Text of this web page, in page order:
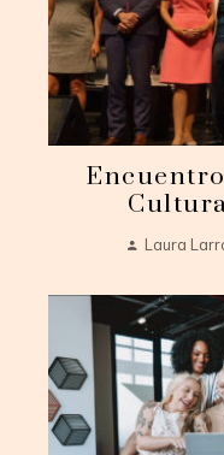
Laura